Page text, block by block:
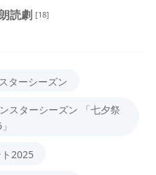
読劇 [18]
ターシーズン
スターシーズン 「七夕祭
2025